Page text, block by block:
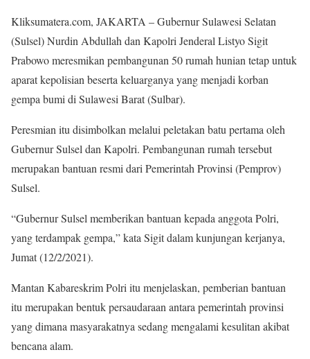
Kliksumatera.com, JAKARTA – Gubernur Sulawesi Selatan
(Sulsel) Nurdin Abdullah dan Kapolri Jenderal Listyo Sigit
Prabowo meresmikan pembangunan 50 rumah hunian tetap untuk
aparat kepolisian beserta keluarganya yang menjadi korban
gempa bumi di Sulawesi Barat (Sulbar).
Peresmian itu disimbolkan melalui peletakan batu pertama oleh
Gubernur Sulsel dan Kapolri. Pembangunan rumah tersebut
merupakan bantuan resmi dari Pemerintah Provinsi (Pemprov)
Sulsel.
“Gubernur Sulsel memberikan bantuan kepada anggota Polri,
yang terdampak gempa,” kata Sigit dalam kunjungan kerjanya,
Jumat (12/2/2021).
Mantan Kabareskrim Polri itu menjelaskan, pemberian bantuan
itu merupakan bentuk persaudaraan antara pemerintah provinsi
yang dimana masyarakatnya sedang mengalami kesulitan akibat
bencana alam.